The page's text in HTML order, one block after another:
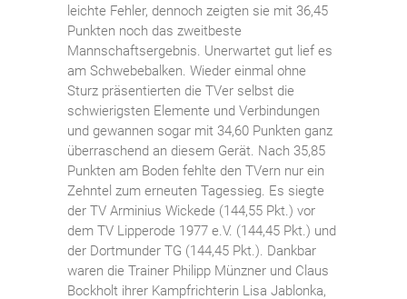
leichte Fehler, dennoch zeigten sie mit 36,45
Punkten noch das zweitbeste
Mannschaftsergebnis. Unerwartet gut lief es
am Schwebebalken. Wieder einmal ohne
Sturz präsentierten die TVer selbst die
schwierigsten Elemente und Verbindungen
und gewannen sogar mit 34,60 Punkten ganz
überraschend an diesem Gerät. Nach 35,85
Punkten am Boden fehlte den TVern nur ein
Zehntel zum erneuten Tagessieg. Es siegte
der TV Arminius Wickede (144,55 Pkt.) vor
dem TV Lipperode 1977 e.V. (144,45 Pkt.) und
der Dortmunder TG (144,45 Pkt.). Dankbar
waren die Trainer Philipp Münzner und Claus
Bockholt ihrer Kampfrichterin Lisa Jablonka,